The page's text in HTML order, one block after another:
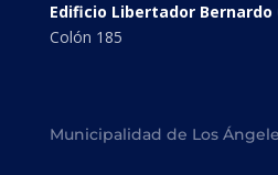
Edificio Libertador Bernardo
Colón 185
Municipalidad de Los